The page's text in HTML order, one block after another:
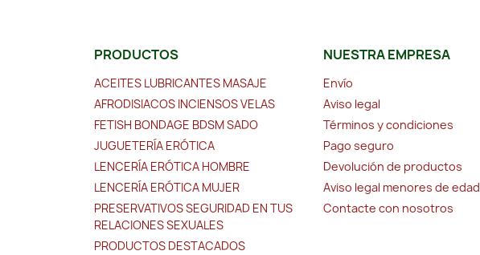
PRODUCTOS
ACEITES LUBRICANTES MASAJE
AFRODISIACOS INCIENSOS VELAS
FETISH BONDAGE BDSM SADO
JUGUETERÍA ERÓTICA
LENCERÍA ERÓTICA HOMBRE
LENCERÍA ERÓTICA MUJER
PRESERVATIVOS SEGURIDAD EN TUS
RELACIONES SEXUALES
PRODUCTOS DESTACADOS
NUESTRA EMPRESA
Envío
Aviso legal
Términos y condiciones
Pago seguro
Devolución de productos
Aviso legal menores de edad
Contacte con nosotros